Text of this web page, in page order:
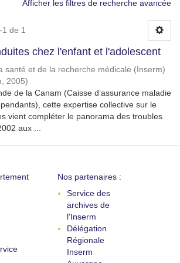
Afficher les filtres de recherche avancée
de 1
chez l'enfant et l'adolescent
santé et de la recherche médicale (Inserm)
, 2005)
de la Canam (Caisse d’assurance maladie
cette expertise collective sur le
vient compléter le panorama des troubles
aux ...
Nos partenaires :
Service des
archives de
l'Inserm
Délégation
Régionale
Inserm